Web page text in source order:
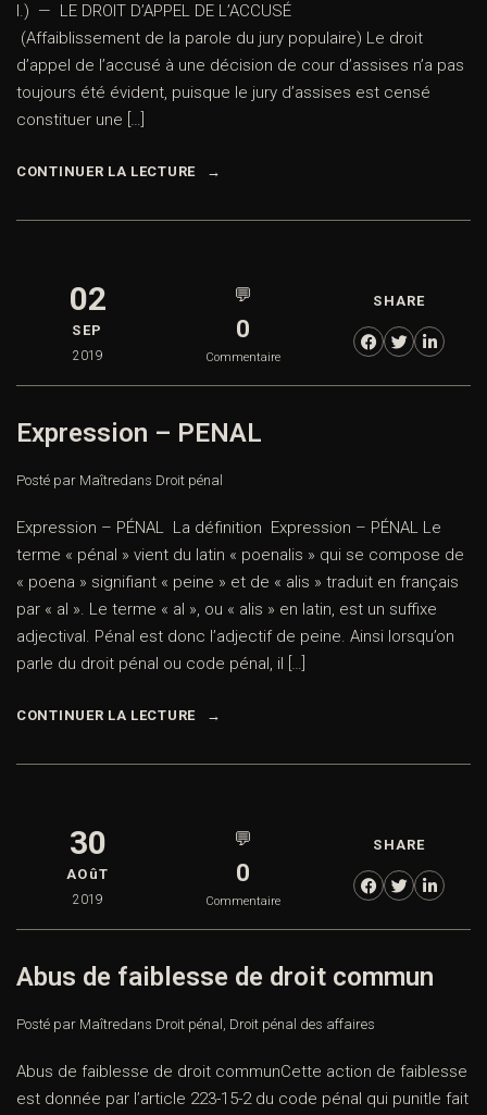
I.) — LE DROIT D’APPEL DE L’ACCUSÉ
(Affaiblissement de la parole du jury populaire) Le droit
d’appel de l’accusé à une décision de cour d’assises n’a pas
toujours été évident, puisque le jury d’assises est censé
constituer une […]
CONTINUER LA LECTURE
02
SEP
2019
💬
0
Commentaire
SHARE
Expression – PENAL
Posté par Maîtredans Droit pénal
Expression – PÉNAL La définition Expression – PÉNAL Le
terme « pénal » vient du latin « poenalis » qui se compose de
« poena » signifiant « peine » et de « alis » traduit en français
par « al ». Le terme « al », ou « alis » en latin, est un suffixe
adjectival. Pénal est donc l’adjectif de peine. Ainsi lorsqu’on
parle du droit pénal ou code pénal, il […]
CONTINUER LA LECTURE
30
AOûT
2019
💬
0
Commentaire
SHARE
Abus de faiblesse de droit commun
Posté par Maîtredans Droit pénal , Droit pénal des affaires
Abus de faiblesse de droit communCette action de faiblesse
est donnée par l’article 223-15-2 du code pénal qui punitle fait